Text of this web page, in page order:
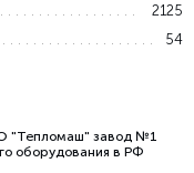
2125
54
"Тепломаш" завод №1
оборудования в РФ